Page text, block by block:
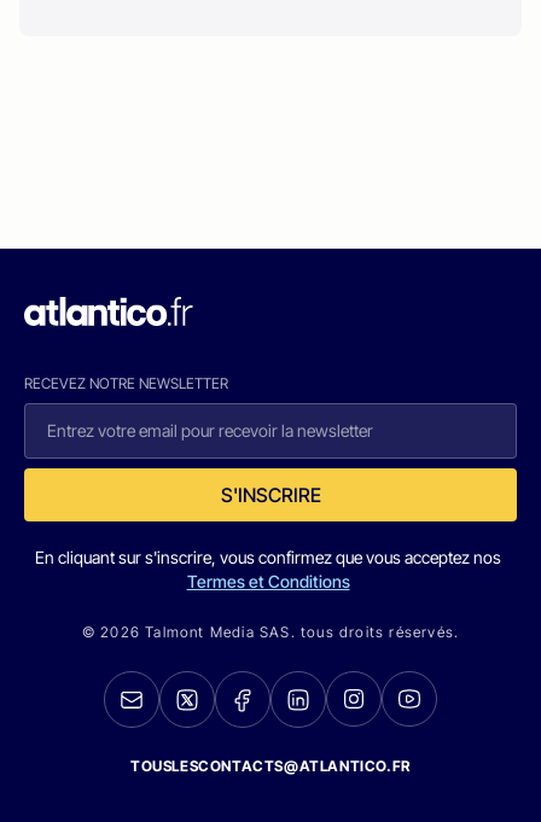
RECEVEZ NOTRE NEWSLETTER
S'INSCRIRE
En cliquant sur s'inscrire, vous confirmez que vous acceptez nos
Termes et Conditions
© 2026 Talmont Media SAS. tous droits réservés.
TOUSLESCONTACTS@ATLANTICO.FR